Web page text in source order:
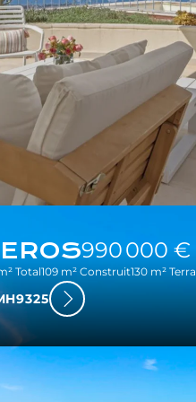
990 000 €
Total109 m² Construit130 m²